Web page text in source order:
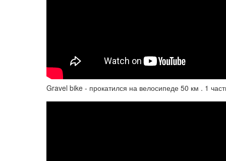
Gravel bike - прокатился на велосипеде 50 км . 1